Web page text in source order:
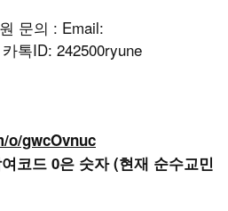
문의 : Email:
톡ID: 242500ryune
o/gwcOvnuc
코드 0은 숫자 (현재 순수교민